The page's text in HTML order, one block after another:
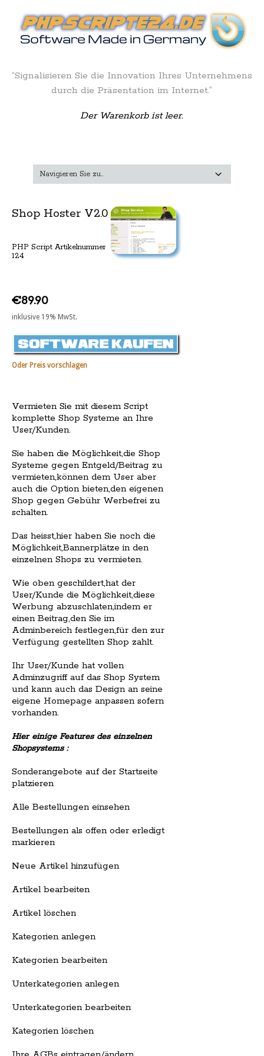
“Signalisieren Sie die Innovation Ihres Unternehmens
durch die Präsentation im Internet.”
Der Warenkorb ist leer.
Shop Hoster V2.0
PHP Script Artikelnummer
124
€89.90
inklusive 19% MwSt.
Oder Preis vorschlagen
Vermieten Sie mit diesem Script
komplette Shop Systeme an Ihre
User/Kunden.
Sie haben die Möglichkeit,die Shop
Systeme gegen Entgeld/Beitrag zu
vermieten,können dem User aber
auch die Option bieten,den eigenen
Shop gegen Gebühr Werbefrei zu
schalten.
Das heisst,hier haben Sie noch die
Möglichkeit,Bannerplätze in den
einzelnen Shops zu vermieten.
Wie oben geschildert,hat der
User/Kunde die Möglichkeit,diese
Werbung abzuschlaten,indem er
einen Beitrag,den Sie im
Adminbereich festlegen,für den zur
Verfügung gestellten Shop zahlt.
Ihr User/Kunde hat vollen
Adminzugriff auf das Shop System
und kann auch das Design an seine
eigene Homepage anpassen sofern
vorhanden.
Hier einige Features des einzelnen
Shopsystems :
Sonderangebote auf der Startseite
platzieren
Alle Bestellungen einsehen
Bestellungen als offen oder erledigt
markieren
Neue Artikel hinzufügen
Artikel bearbeiten
Artikel löschen
Kategorien anlegen
Kategorien bearbeiten
Unterkategorien anlegen
Unterkategorien bearbeiten
Kategorien löschen